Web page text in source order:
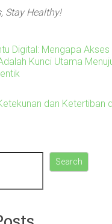
Stay Healthy!
Digital: Mengapa
Kunci Utama
dan Ketertiban
Search